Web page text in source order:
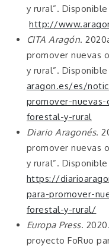
y rural”.
http://
CITA Aragón.
promover nuevas
y rural”.
aragon.es/es/
promover-
forestal-y-rural
Diario Aragonés.
promover nuevas
y rural”.
https://
para-promover-
forestal-y-rural/
Europa Press.
proyecto FoRuo